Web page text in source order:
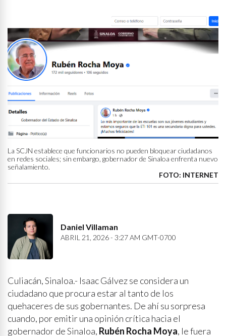
La SCJN establece que funcionarios no pueden bloquear ciudadanos
en redes sociales; sin embargo, gobernador de Sinaloa enfrenta nuevo
señalamiento.
FOTO: INTERNET
Daniel Villaman
ABRIL 21, 2026 - 3:27 AM GMT-0700
Culiacán, Sinaloa.- Isaac Gálvez se considera un
ciudadano que procura estar al tanto de los
quehaceres de sus gobernantes. De ahí su sorpresa
cuando, por emitir una opinión crítica hacia el
gobernador de Sinaloa, Rubén Rocha Moya, le fuera